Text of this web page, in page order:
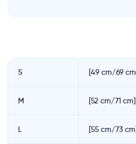
S [49 cm/69 cm]
M [52 cm/71 cm]
L [55 cm/73 cm]